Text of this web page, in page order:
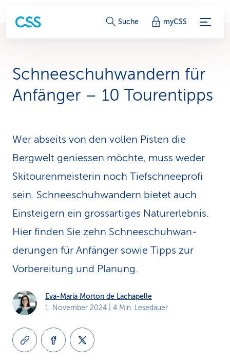
S
r
v
i
e
-
n
k
s
Suche myCSS
Schneeschuh­wan­dern für
An­fänger – 10 Tourentipps
Wer abseits von den vollen Pisten die
Bergwelt geniessen möchte, muss weder
Skitourenmeisterin noch Tiefschneeprofi
sein. Schnee­schuh­wandern bietet auch
Einsteigern ein grossartiges Naturerlebnis.
Hier finden Sie zehn Schnee­schuh­wan­
derungen für Anfänger sowie Tipps zur
Vorbereitung und Planung.
Eva-Maria Morton de Lachapelle
1. November 2024 | 4 Min. Lesedauer